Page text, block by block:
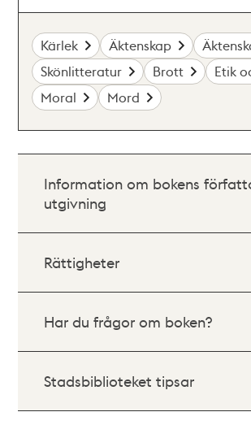
Kärlek Äktenskap
Skönlitteratur
Brott
Etik
Moral
Mord
Information om bokens
utgivning
Rättigheter
Har du frågor om boken?
Stadsbiblioteket tipsar